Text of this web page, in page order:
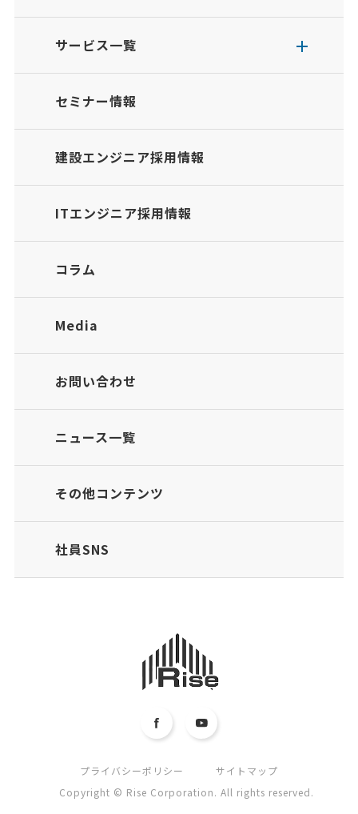
サービス一覧
セミナー情報
建設エンジニア採用情報
ITエンジニア採用情報
コラム
Media
お問い合わせ
ニュース一覧
その他コンテンツ
社員SNS
プライバシーポリシー
サイトマップ
Copyright © Rise Corporation. All rights reserved.